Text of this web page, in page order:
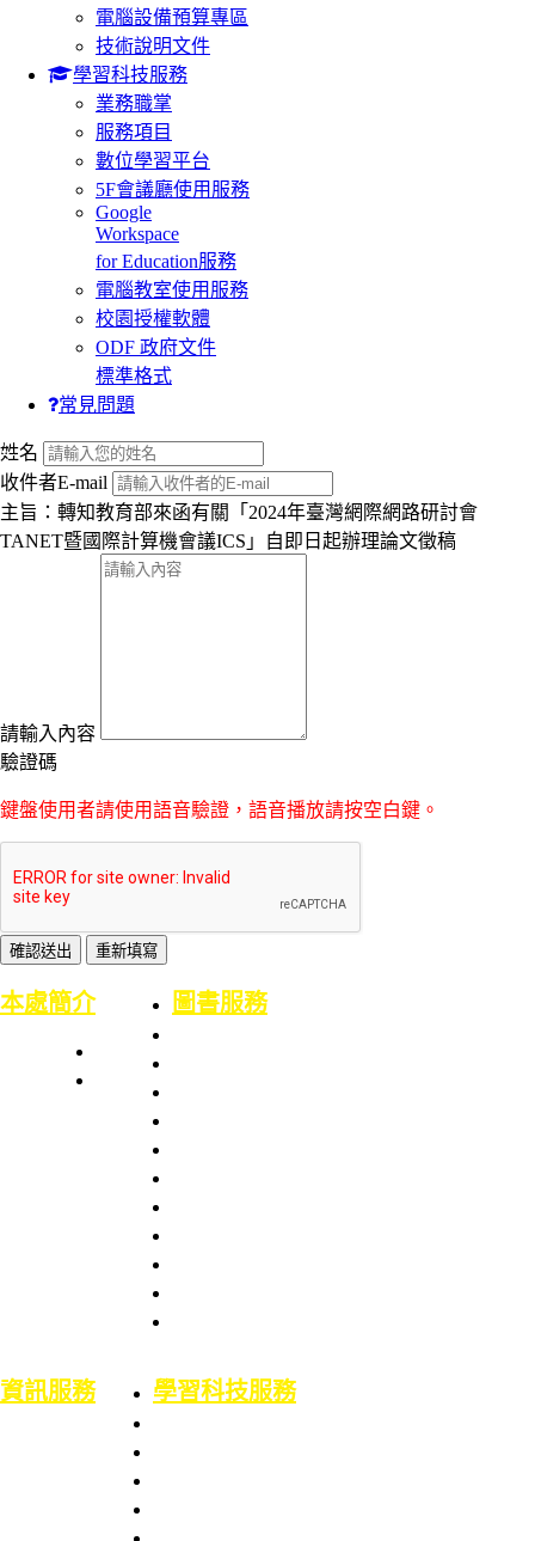
電腦設備預算專區
技術說明文件
學習科技服務
業務職掌
服務項目
數位學習平台
5F會議廳使用服務
Google
Workspace
for Education服務
電腦教室使用服務
校園授權軟體
ODF 政府文件
標準格式
常見問題
:::
姓名
收件者E-mail
主旨：轉知教育部來函有關「2024年臺灣網際網路研討會
TANET暨國際計算機會議ICS」自即日起辦理論文徵稿
請輸入內容
驗證碼
鍵盤使用者請使用語音驗證，語音播放請按空白鍵。
本處簡介 圖書服務
資訊服務 學習科技服務